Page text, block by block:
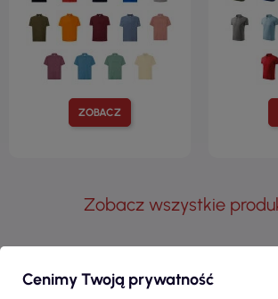
ZOBACZ
Zobacz wszystkie
PRODUKT, KUPILI
Cenimy Twoją prywatność